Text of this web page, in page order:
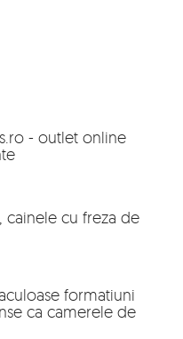
- outlet online
cainele cu freza de
formatiuni
ca camerele de